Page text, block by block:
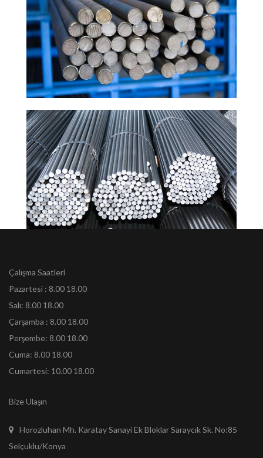
Çalışma Saatleri
Pazartesi : 8.00 18.00
Salı: 8.00 18.00
Çarşamba : 8.00 18.00
Perşembe: 8.00 18.00
Cuma: 8.00 18.00
Cumartesi: 10.00 18.00
Bize Ulaşın
Horozluhan Mh. Karatay Sanayi Ek Bloklar Saraycık Sk. No:85
Selçuklu/Konya